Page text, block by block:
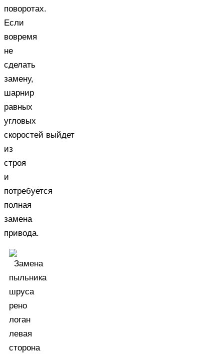
поворотах.
Если
вовремя
не
сделать
замену,
шарнир
равных
угловых
скоростей выйдет
из
строя
и
потребуется
полная
замена
привода.